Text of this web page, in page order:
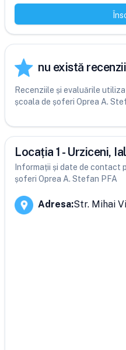
nu există recenzii
Recenziile și evaluările
școala de șoferi Oprea A.
Locația 1 - Urziceni,
Informații și date de contact
șoferi Oprea A. Stefan PFA
Adresa:Str. Mihai